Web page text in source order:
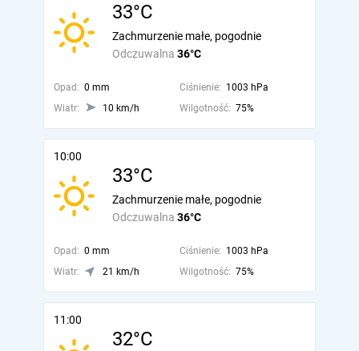
33°C
Odczuwalna 36°C
Zachmurzenie małe, pogodnie
Opad: 0 mm Ciśnienie: 1003 hPa
Wiatr:
10 km/h Wilgotność: 75%
10:00
33°C
Odczuwalna 36°C
Zachmurzenie małe, pogodnie
Opad: 0 mm Ciśnienie: 1003 hPa
Wiatr:
21 km/h Wilgotność: 75%
11:00
32°C